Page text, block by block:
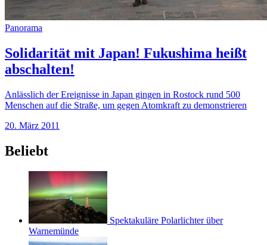
Panorama
Solidarität mit Japan! Fukushima heißt
abschalten!
Anlässlich der Ereignisse in Japan gingen in Rostock rund 500
Menschen auf die Straße, um gegen Atomkraft zu demonstrieren
20. März 2011
Beliebt
Spektakuläre Polarlichter über
Warnemünde